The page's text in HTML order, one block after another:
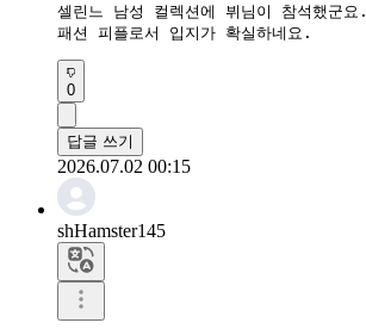
셀린느 남성 컬렉션에 뷔님이 참석했군요.
패션 피플로서 입지가 확실하네요.
0
답글 쓰기
2026.07.02 00:15
shHamster145